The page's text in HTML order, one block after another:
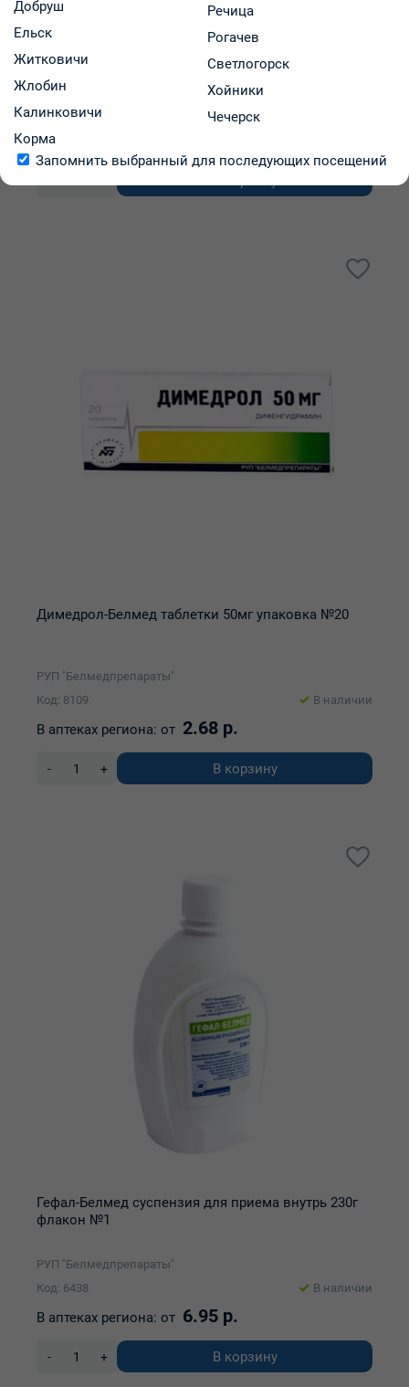
Глибенкламид-Белмед таблетки 5мг упаковка №50
РУП "Белмедпрепараты"
Код: 6685
В аптеках региона:
Димедрол-Белмед таблетки 50мг упаковка №20
РУП "Белмедпрепараты"
Код: 8109
В наличии
В аптеках региона: от 2.68 р.
- + В корзину
Гефал-Белмед суспензия для приема внутрь 230г
флакон №1
РУП "Белмедпрепараты"
Код: 6438
В наличии
В аптеках региона: от 6.95 р.
- + В корзину
Добруш
Ельск
Житковичи
Жлобин
Калинковичи
Корма
Речица
Рогачев
Светлогорск
Хойники
Чечерск
Запомнить выбранный для последующих посещений